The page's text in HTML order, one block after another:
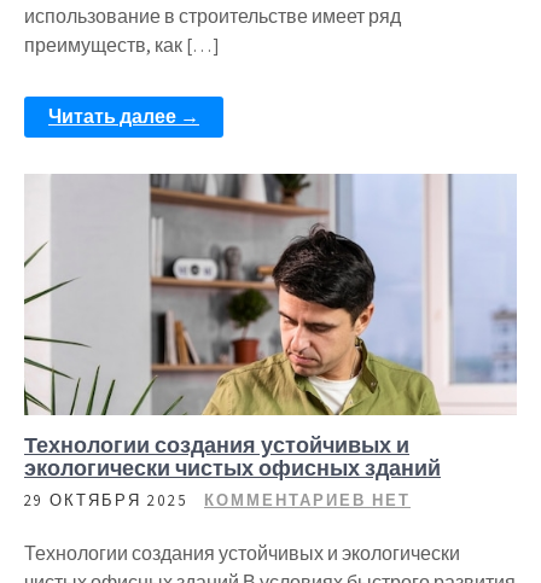
использование в строительстве имеет ряд
преимуществ, как […]
Читать далее →
Технологии создания устойчивых и
экологически чистых офисных зданий
29 ОКТЯБРЯ 2025 КОММЕНТАРИЕВ НЕТ
Технологии создания устойчивых и экологически